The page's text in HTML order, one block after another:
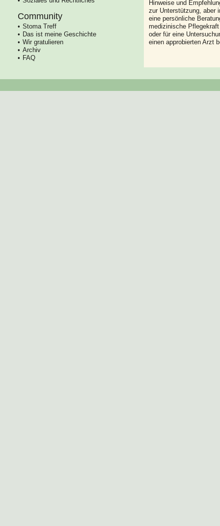
Community
Stoma Treff
Das ist meine Geschichte
Wir gratulieren
Archiv
FAQ
Hinweise und
zur Unterstützung, aber
eine persönliche
medizinische
oder für eine
einen approbierten Arzt